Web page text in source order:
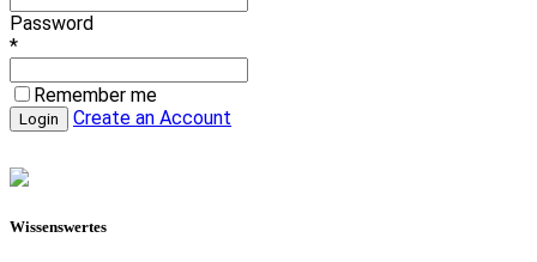
Password
*
Remember me
Create an Account
Wissenswertes